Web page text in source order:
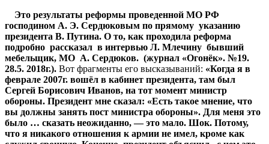
Это результаты реформы проведенной МО РФ
господином А. Э. Сердюковым по прямому указанию
президента В. Путина. О то, как проходила реформа
подробно рассказал в интервью Л. Млечину бывший
мебельщик, МО А. Сердюков. (журнал «Огонёк». №19.
28.5. 2018г.). Вот фрагменты его высказываний: «Когда я в
феврале 2007г. вошёл в кабинет президента, там был
Сергей Борисович Иванов, на тот момент министр
обороны. Президент мне сказал: «Есть такое мнение, что
вы должны занять пост министра обороны». Для меня это
было … сказать неожиданно, — это мало. Шок. Потому,
что я никакого отношения к армии не имел, кроме как